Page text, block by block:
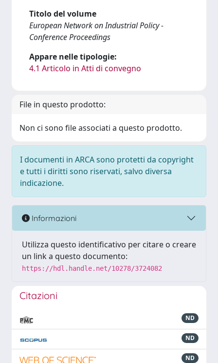
Titolo del volume
European Network on Industrial Policy -
Conference Proceedings
Appare nelle tipologie:
4.1 Articolo in Atti di convegno
File in questo prodotto:
Non ci sono file associati a questo prodotto.
I documenti in ARCA sono protetti da copyright
e tutti i diritti sono riservati, salvo diversa
indicazione.
Informazioni
Utilizza questo identificativo per citare o creare
un link a questo documento:
https://hdl.handle.net/10278/3724082
Citazioni
ND
ND
ND